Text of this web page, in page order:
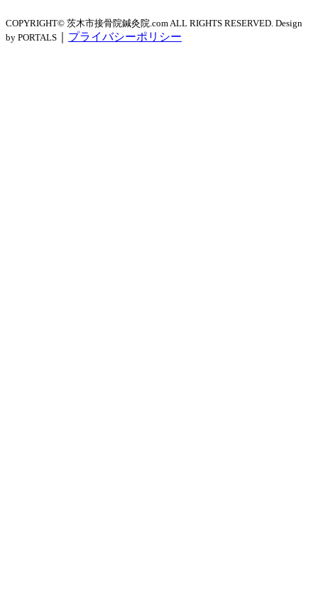
COPYRIGHT© 茨木市接骨院鍼灸院.com ALL RIGHTS RESERVED. Design
by PORTALS
プライバシーポリシー